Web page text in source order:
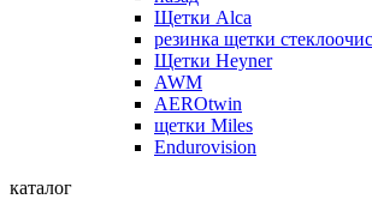
Щетки Alca
резинка щетки
Щетки Heyner
AWM
AEROtwin
щетки Miles
Endurovision
каталог